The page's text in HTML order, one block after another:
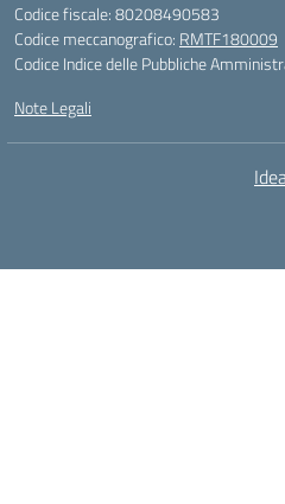
Codice fiscale: 80208490583
Codice meccanografico: RMTF180009
Codice Indice delle Pubbliche
Note Legali